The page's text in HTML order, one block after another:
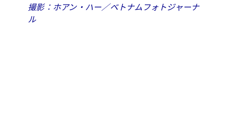
撮影：ホアン・ハー／ベトナムフォトジャーナ
ル